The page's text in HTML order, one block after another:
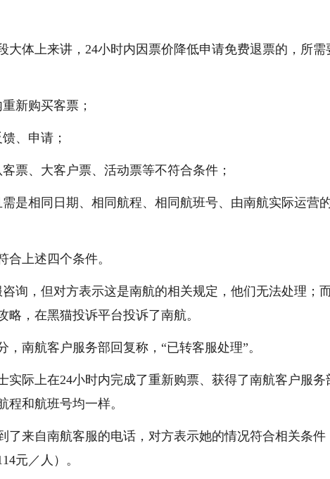
大体上来讲，24小时内因票价降低申请免费退票的，所需
新购买客票；
、申请；
票、大客户票、活动票等不符合条件；
是相同日期、相同航程、相同航班号、由南航实际运营
合上述四个条件。
询，但对方表示这是南航的相关规定，他们无法处理；
，在黑猫投诉平台投诉了南航。
南航客户服务部回复称，“已转客服处理”。
实际上在24小时内完成了重新购票、获得了南航客户服务
和航班号均一样。
了来自南航客服的电话，对方表示她的情况符合相关条件
元／人）。